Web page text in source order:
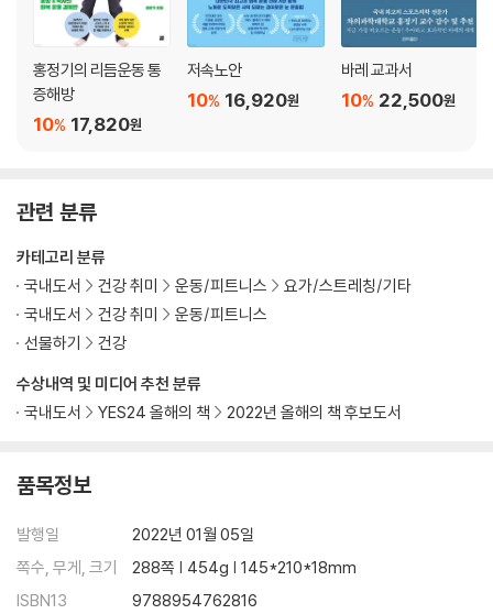
좌우로 목 돌려 숙이기 | 위아래 좌우로 목 돌리기
- 목 앞쪽 근육 강화하는 등척성 운동
머리 한쪽으로 밀며 손으로 버티기 | 엄지손가락으로 턱 받치고 버티기 |
목 빼고 당기기
- 무뎌진 목 신경 살리는 운동
어깨 근육을 알아야 통증을 막는다
어깨충돌증후군이 생기는 이유
- 어깨 건강 자가 진단법
팔 수직으로 들어 올리기 | 팔 위아래로 교차해 움직이기 | 등 뒤에서 주먹
맞대기
- 어깨 근육 경직 푸는 운동
배트맨 어깨 운동 | 손목 꺾고 어깨 당겨 내리기 | 팔 구부리고 목 옆으로 기
울이기
허리 통증, 정말 척추의 퇴화 때문일까?
허리 통증은 두려움에서 시작된다
- 허리 건강 자가 진단법
홍정기의 리듬운동 통
증해방
17,820원
10%
저속노안
16,920원
10%
바레 교과서
22,500원
10%
관련 분류
수상내역 및 미디어 추천 분류
국내도서
YES24 올해의 책 2022년 올해의 책 후보도서
카테고리 분류
국내도서
건강 취미 운동/피트니스
요가/스트레칭/기타
국내도서
건강 취미
운동/피트니스
선물하기
건강
품목정보
발행일
2022년 01월 05일
쪽수, 무게, 크기
288쪽 | 454g | 145*210*18mm
ISBN13
9788954762816